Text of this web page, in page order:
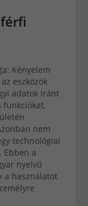
Kényelem
eszközök
adatok iránt
funkciókat,
nem
technológiai
Ebben a
nyelvű
a használatot